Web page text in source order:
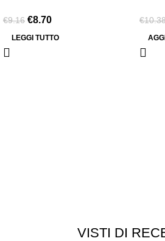
€9.16 €8.70
LEGGI TUTTO
€
VISTI DI